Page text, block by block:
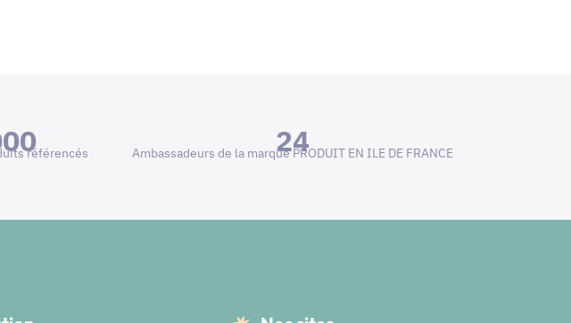
référencés 24
Ambassadeurs de la marque PRODUIT EN ILE DE FRANCE